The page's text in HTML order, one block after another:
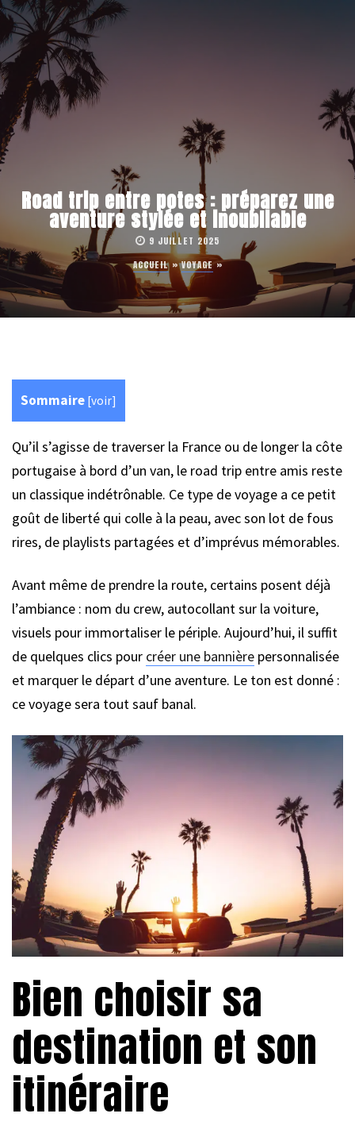
Road trip entre potes : préparez une
aventure stylée et inoubliable
9 JUILLET 2025
ACCUEIL»VOYAGE»
Sommaire [voir]
Qu’il s’agisse de traverser la France ou de longer la côte
portugaise à bord d’un van, le road trip entre amis reste
un classique indétrônable. Ce type de voyage a ce petit
goût de liberté qui colle à la peau, avec son lot de fous
rires, de playlists partagées et d’imprévus mémorables.
Avant même de prendre la route, certains posent déjà
l’ambiance : nom du crew, autocollant sur la voiture,
visuels pour immortaliser le périple. Aujourd’hui, il suffit
de quelques clics pour créer une bannière personnalisée
et marquer le départ d’une aventure. Le ton est donné :
ce voyage sera tout sauf banal.
Bien choisir sa
destination et son
itinéraire